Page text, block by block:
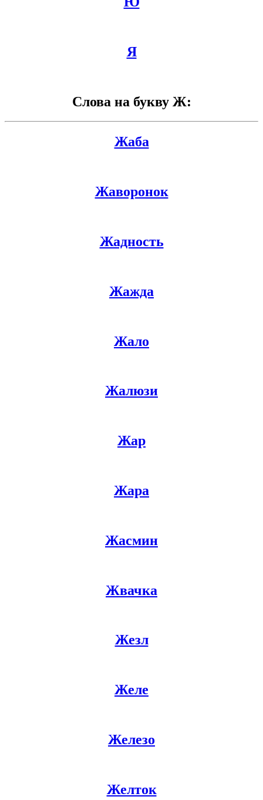
Я
Слова на букву Ж:
Жаба
Жаворонок
Жадность
Жажда
Жало
Жалюзи
Жар
Жара
Жасмин
Жвачка
Жезл
Желе
Железо
Желток